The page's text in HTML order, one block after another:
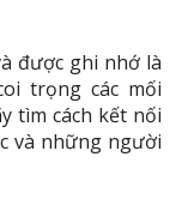
được ghi nhớ là
trọng các mối
tìm cách kết nối
và những người